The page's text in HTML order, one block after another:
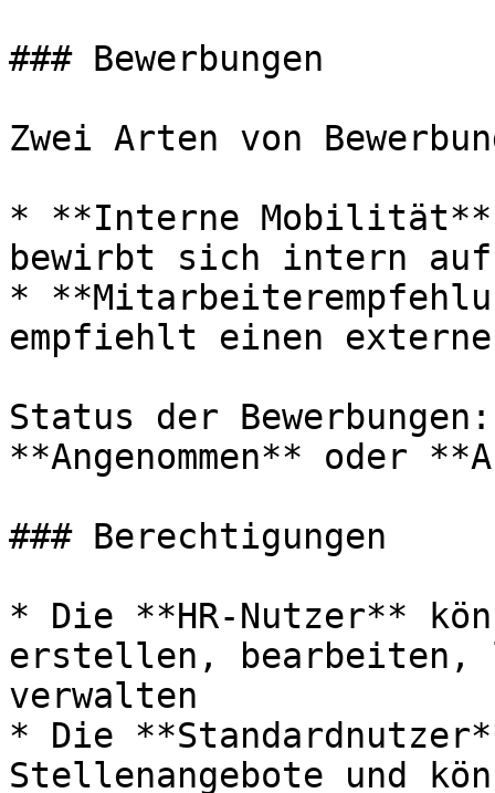
### Bewerbungen
Zwei Arten von
* **Interne
bewirbt sich intern
*
empfiehlt einen
Status der
**Angenommen** oder
### Berechtigungen
* Die **HR-Nutzer**
erstellen, bearbeiten,
verwalten
* Die
Stellenangebote und